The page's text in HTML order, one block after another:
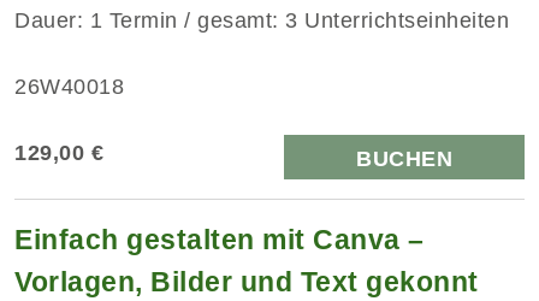
Dauer: 1 Termin / gesamt: 3 Unterrichtseinheiten
26W40018
129,00 € BUCHEN
Einfach gestalten mit Canva –
Vorlagen, Bilder und Text gekonnt